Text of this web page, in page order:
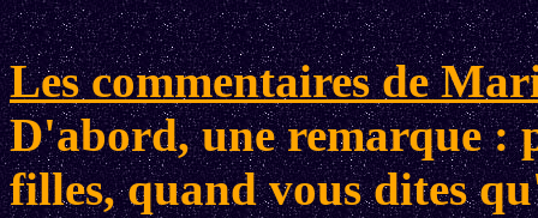
Les commentaires de
D'abord, une remarque :
filles, quand vous dites